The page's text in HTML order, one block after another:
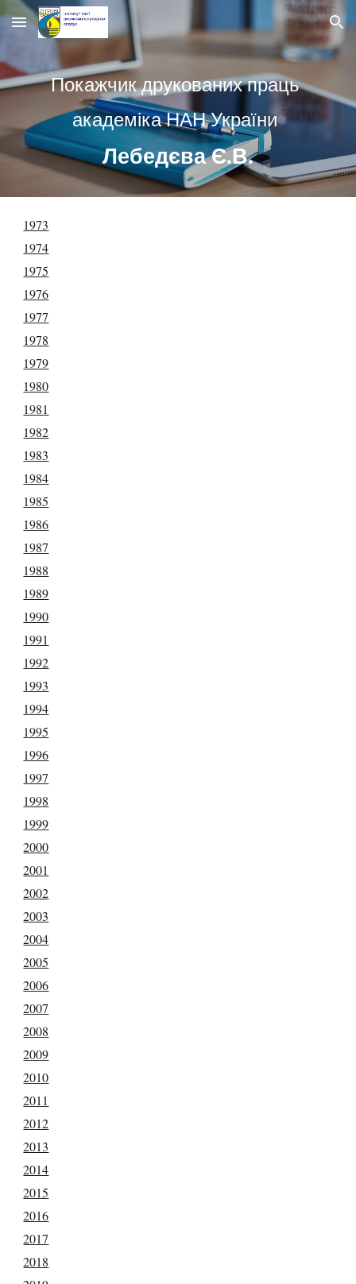
Skip to main content Skip to navigation
Покажчик друкованих праць
академіка НАН України
Лебедєва Є.В.
1973
1974
1975
1976
1977
1978
1979
1980
1981
1982
1983
1984
1985
1986
1987
1988
1989
1990
1991
1992
1993
1994
1995
1996
1997
1998
1999
2000
2001
2002
2003
2004
2005
2006
2007
2008
2009
2010
2011
2012
2013
2014
2015
2016
2017
2018